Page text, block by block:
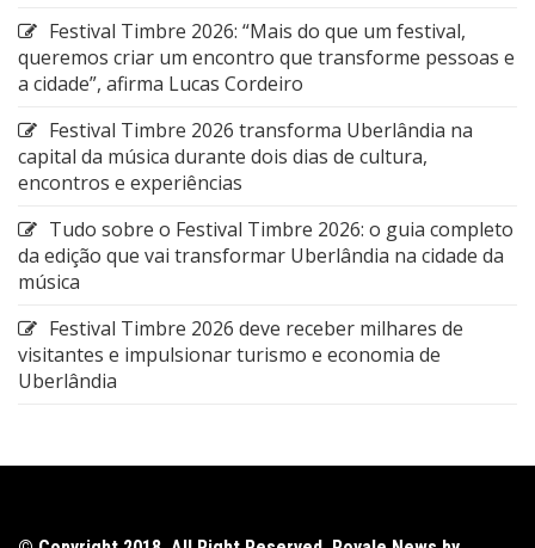
Festival Timbre 2026: “Mais do que um festival,
queremos criar um encontro que transforme pessoas e
a cidade”, afirma Lucas Cordeiro
Festival Timbre 2026 transforma Uberlândia na
capital da música durante dois dias de cultura,
encontros e experiências
Tudo sobre o Festival Timbre 2026: o guia completo
da edição que vai transformar Uberlândia na cidade da
música
Festival Timbre 2026 deve receber milhares de
visitantes e impulsionar turismo e economia de
Uberlândia